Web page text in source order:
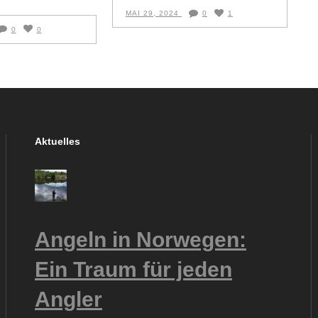
0 0
MAI 29, 2024 0 1
Aktuelles
Angeln in Norwegen:
Ein Traum für jeden
Angler